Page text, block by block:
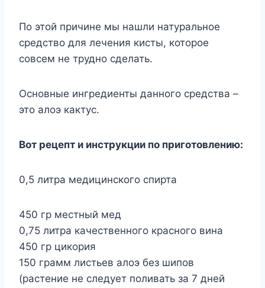
По этой причине мы нашли натуральное
средство для лечения кисты, которое
совсем не трудно сделать.
Основные ингредиенты данного средства –
это алоэ кактус.
Вот рецепт и инструкции по приготовлению:
0,5 литра медицинского спирта
450 гр местный мед
0,75 литра качественного красного вина
450 гр цикория
150 грамм листьев алоэ без шипов
(растение не следует поливать за 7 дней